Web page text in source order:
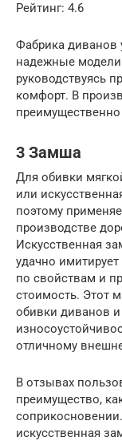
Рейтинг: 4.6
Фабрика диванов
надежные модели
руководствуясь
комфорт. В
3 Замша
Для обивки
или
поэтому
производстве
Искусственная
удачно
по свойствам и
стоимость. Этот
обивки диванов и
отличному
В отзывах
преимущество,
искусственная